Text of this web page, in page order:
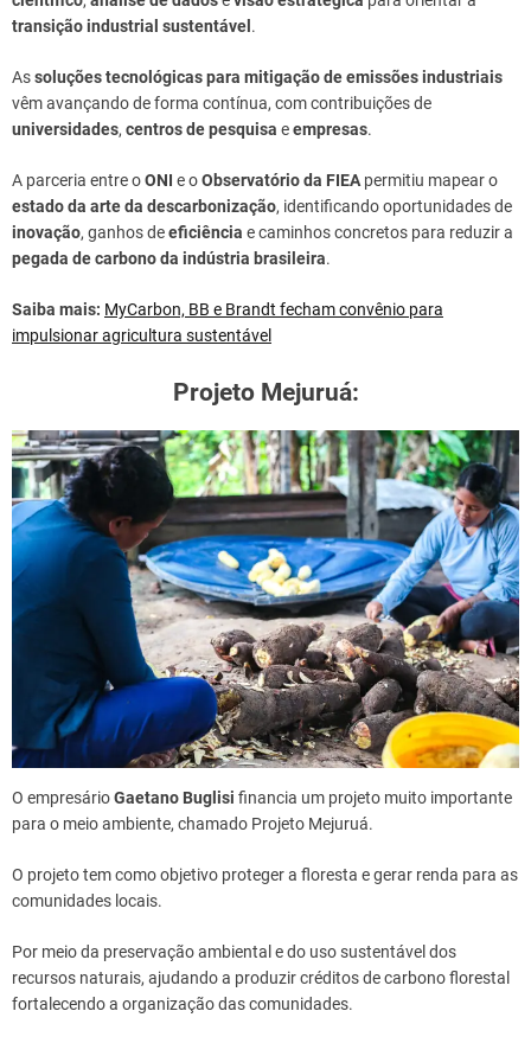
transição industrial sustentável.
Assoluções tecnológicas para mitigação de emissões industriais
vêm avançando de forma contínua, com contribuições de
universidades, centros de pesquisa eempresas.
A parceria entre oONI e oObservatório da FIEA permitiu mapear o
estado da arte da descarbonização, identificando oportunidades de
inovação, ganhos deeficiência e caminhos concretos para reduzir a
pegada de carbono da indústria brasileira.
Saiba mais: MyCarbon, BB e Brandt fecham convênio para
impulsionar agricultura sustentável
Projeto Mejuruá:
O empresárioGaetano Buglisi financia um projeto muito importante
para o meio ambiente, chamado Projeto Mejuruá.
O projeto tem como objetivo proteger a floresta e gerar renda para as
comunidades locais.
Por meio da preservação ambiental e do uso sustentável dos
recursos naturais, ajudando a produzir créditos de carbono florestal
fortalecendo a organização das comunidades.